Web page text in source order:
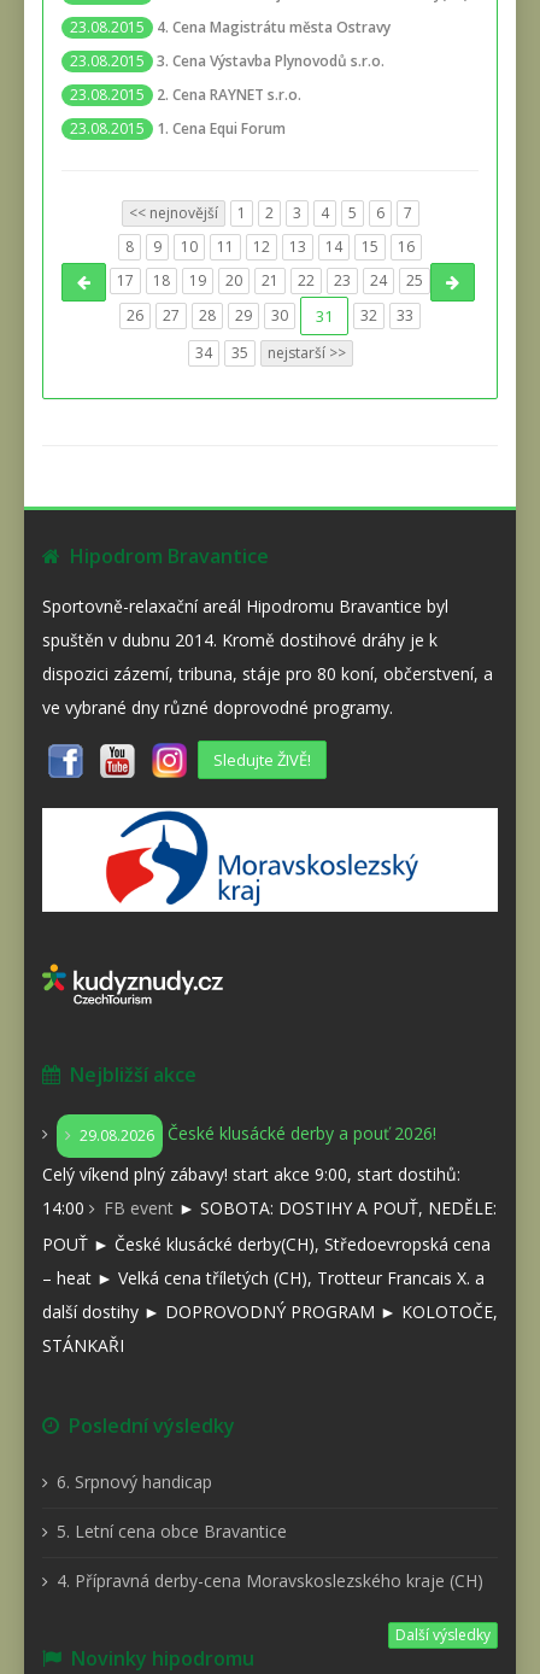
23.08.2015
4. Cena Magistrátu města Ostravy
23.08.2015
3. Cena Výstavba Plynovodů s.r.o.
23.08.2015
2. Cena RAYNET s.r.o.
23.08.2015
1. Cena Equi Forum
<< nejnovější 1 2 3 4 5 6
7
8
9 10 11 12 13 14 15
16
17
18 19 20 21 22 23 24
25
26
27 28 29 30 31 32
33
34
35 nejstarší >>
Hipodrom Bravantice
Sportovně-relaxační areál Hipodromu Bravantice byl
spuštěn v dubnu 2014. Kromě dostihové dráhy je k
dispozici zázemí, tribuna, stáje pro 80 koní, občerstvení, a
ve vybrané dny různé doprovodné programy.
Sledujte ŽIVĚ!
Nejbližší akce
29.08.2026
České klusácké derby a pouť 2026!
Celý víkend plný zábavy! start akce 9:00, start dostihů:
14:00
FB event ► SOBOTA: DOSTIHY A POUŤ, NEDĚLE:
POUŤ ► České klusácké derby(CH), Středoevropská cena
– heat ► Velká cena tříletých (CH), Trotteur Francais X. a
další dostihy ► DOPROVODNÝ PROGRAM ► KOLOTOČE,
STÁNKAŘI
Poslední výsledky
6. Srpnový handicap
5. Letní cena obce Bravantice
4. Přípravná derby-cena Moravskoslezského kraje (CH)
Další výsledky
Novinky hipodromu